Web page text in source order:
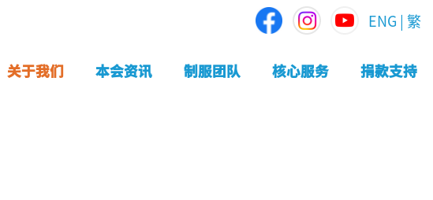
ENG | 繁
关于我们 本会资讯 制服团队 核心服务 捐款支持